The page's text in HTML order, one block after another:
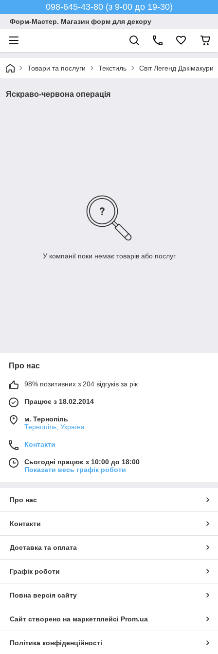
098-645-43-80 (з 9-00 до 19-30)
Форм-Мастер. Магазин форм для декору
Товари та послуги Текстиль Світ Легенд Дакімакури
Яскраво-червона операція
У компанії поки немає товарів або послуг
Про нас
98% позитивних з 204 відгуків за рік
Працює з 18.02.2014
м. Тернопіль
Тернопіль, Україна
Контакти
Сьогодні працює з 10:00 до 18:00
Показати весь графік роботи
Про нас
Контакти
Доставка та оплата
Графік роботи
Повна версія сайту
Сайт створено на маркетплейсі Prom.ua
Політика конфіденційності